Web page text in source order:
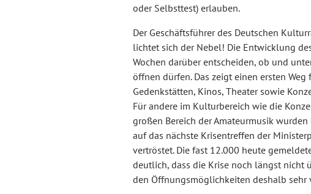
oder Selbsttest) erlauben.
Der Geschäftsführer des Deutschen
lichtet sich der Nebel! Die Entwicklung
Wochen darüber entscheiden, ob und
öffnen dürfen. Das zeigt einen ersten
Gedenkstätten, Kinos, Theater sowie
Für andere im Kulturbereich wie die
großen Bereich der Amateurmusik
auf das nächste Krisentreffen der
vertröstet. Die fast 12.000 heute
deutlich, dass die Krise noch längst nicht
den Öffnungsmöglichkeiten deshalb sehr